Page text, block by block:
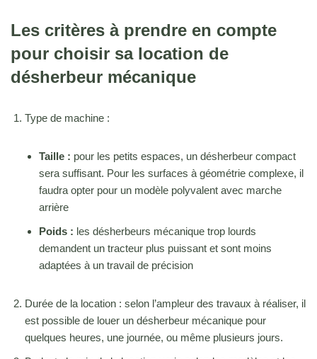
Les critères à prendre en compte
pour choisir sa location de
désherbeur mécanique
Type de machine :
Taille : pour les petits espaces, un désherbeur compact
sera suffisant. Pour les surfaces à géométrie complexe, il
faudra opter pour un modèle polyvalent avec marche
arrière
Poids : les désherbeurs mécanique trop lourds
demandent un tracteur plus puissant et sont moins
adaptées à un travail de précision
Durée de la location : selon l’ampleur des travaux à réaliser, il
est possible de louer un désherbeur mécanique pour
quelques heures, une journée, ou même plusieurs jours.